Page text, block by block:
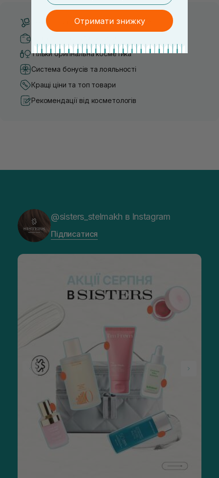
Безкоштовна доставка від 3000 UAH
Тільки оригінальна косметика
Система бонусів та лояльності
Кращі ціни та топ товари
Рекомендації від косметологів
@sisters_stelmakh в Instagram
Підписатися
Отримати знижку